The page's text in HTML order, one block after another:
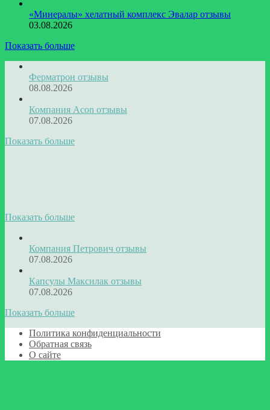
«Минералы» хелатный комплекс Эвалар отзывы
03.08.2026
Показать больше
Ферматрон отзывы
08.08.2026
Компания Acon отзывы
07.08.2026
Показать больше
Показать больше
Компания Петрович отзывы
07.08.2026
Капсулы Максилак отзывы
07.08.2026
Показать больше
Политика конфиденциальности
Обратная связь
О сайте